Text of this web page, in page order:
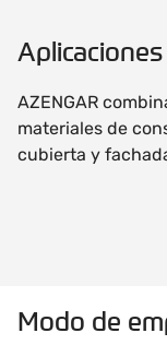
Aplicaciones
AZENGAR
materiales de
cubierta y
Modo de